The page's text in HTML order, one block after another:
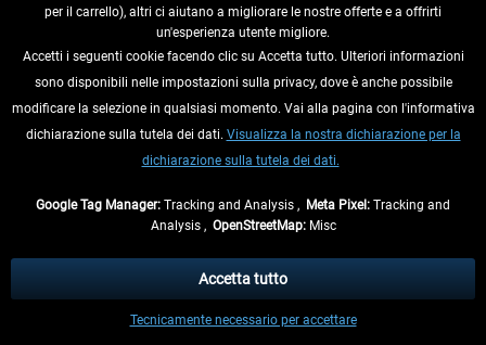
RECEDERE DAL CONTRATTO
INFORMAZIONI
eventualmente le spese di spedizione, se non diversamente descritto.
** Riguarda le spedizioni al di fuori della Germania, i tempi di consegna per le
altre nazioni sono disponibili nelleinformazioni di spedizione
per il carrello), altri ci aiutano a migliorare le nostre offerte e a offrirti
un'esperienza utente migliore.
Accetti i seguenti cookie facendo clic su Accetta tutto. Ulteriori informazioni
sono disponibili nelle impostazioni sulla privacy, dove è anche possibile
modificare la selezione in qualsiasi momento. Vai alla pagina con l'informativa
dichiarazione sulla tutela dei dati. Visualizza la nostra dichiarazione per la
dichiarazione sulla tutela dei dati.
Google Tag Manager: Tracking and Analysis , Meta Pixel: Tracking and
Analysis , OpenStreetMap:Misc
Tecnicamente necessario per accettare
Accetta tutto